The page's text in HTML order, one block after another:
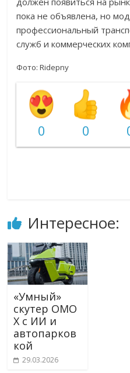
пока не объявлена, но
профессиональный
служб и коммерческих
Фото: Ridepny
0 0
Интересное:
«Умный»
скутер OMO
X с ИИ и
автопарков
кой
29.03.2026